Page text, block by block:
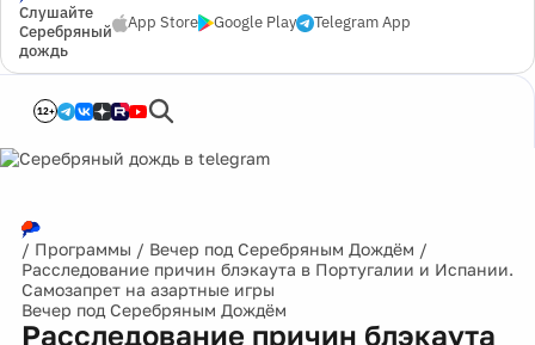
Слушайте
Серебряный
дождь
App Store Google Play Telegram App
12+
/ Программы / Вечер под Серебряным Дождём /
Расследование причин блэкаута в Португалии и Испании.
Самозапрет на азартные игры
Вечер под Серебряным Дождём
Расследование причин блэкаута